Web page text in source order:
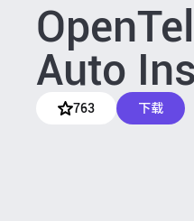
Auto
763 下载